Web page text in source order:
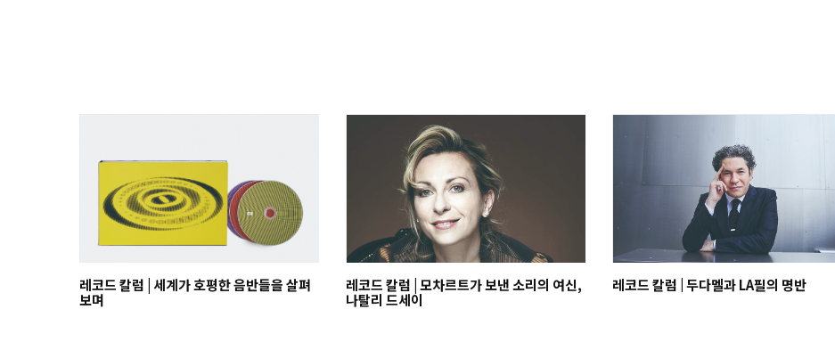
레코드 칼럼 | 세계가 호평한 음반들을 살펴
보며
레코드 칼럼 | 모차르트가 보낸 소리의 여신,
나탈리 드세이
레코드 칼럼 | 두다멜과 LA필의 명반